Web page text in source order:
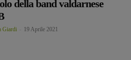
della band valdarnese
Giardi 19 Aprile 2021